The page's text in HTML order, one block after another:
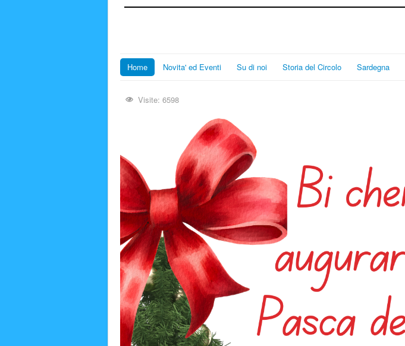
Home Novita' ed Eventi Su di noi Storia del Circolo Sardegna
Visite: 6598